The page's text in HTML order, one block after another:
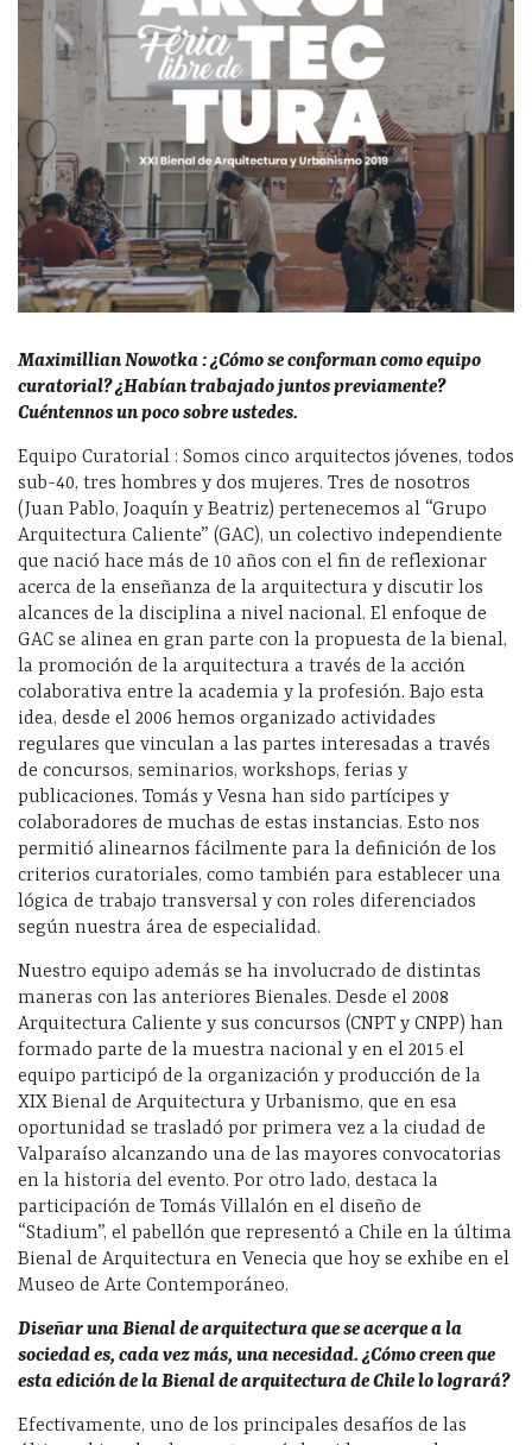
Maximillian Nowotka :¿Cómo se conforman como equipo
curatorial? ¿Habían trabajado juntos previamente?
Cuéntennos un poco sobre ustedes.
Equipo Curatorial : Somos cinco arquitectos jóvenes, todos
sub-40, tres hombres y dos mujeres. Tres de nosotros
(Juan Pablo, Joaquín y Beatriz) pertenecemos al “Grupo
Arquitectura Caliente” (GAC), un colectivo independiente
que nació hace más de 10 años con el fin de reflexionar
acerca de la enseñanza de la arquitectura y discutir los
alcances de la disciplina a nivel nacional. El enfoque de
GAC se alinea en gran parte con la propuesta de la bienal,
la promoción de la arquitectura a través de la acción
colaborativa entre la academia y la profesión. Bajo esta
idea, desde el 2006 hemos organizado actividades
regulares que vinculan a las partes interesadas a través
de concursos, seminarios, workshops, ferias y
publicaciones. Tomás y Vesna han sido partícipes y
colaboradores de muchas de estas instancias. Esto nos
permitió alinearnos fácilmente para la definición de los
criterios curatoriales, como también para establecer una
lógica de trabajo transversal y con roles diferenciados
según nuestra área de especialidad.
Nuestro equipo además se ha involucrado de distintas
maneras con las anteriores Bienales. Desde el 2008
Arquitectura Caliente y sus concursos (CNPT y CNPP) han
formado parte de la muestra nacional y en el 2015 el
equipo participó de la organización y producción de la
XIX Bienal de Arquitectura y Urbanismo, que en esa
oportunidad se trasladó por primera vez a la ciudad de
Valparaíso alcanzando una de las mayores convocatorias
en la historia del evento. Por otro lado, destaca la
participación de Tomás Villalón en el diseño de
“Stadium”, el pabellón que representó a Chile en la última
Bienal de Arquitectura en Venecia que hoy se exhibe en el
Museo de Arte Contemporáneo.
Diseñar una Bienal de arquitectura que se acerque a la
sociedad es, cada vez más, una necesidad. ¿Cómo creen que
esta edición de la Bienal de arquitectura de Chile lo logrará?
Efectivamente, uno de los principales desafíos de las